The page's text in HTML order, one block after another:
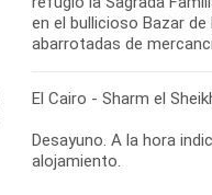
en el bullicioso Bazar
abarrotadas de
El Cairo - Sharm el
Desayuno. A la hora
alojamiento.